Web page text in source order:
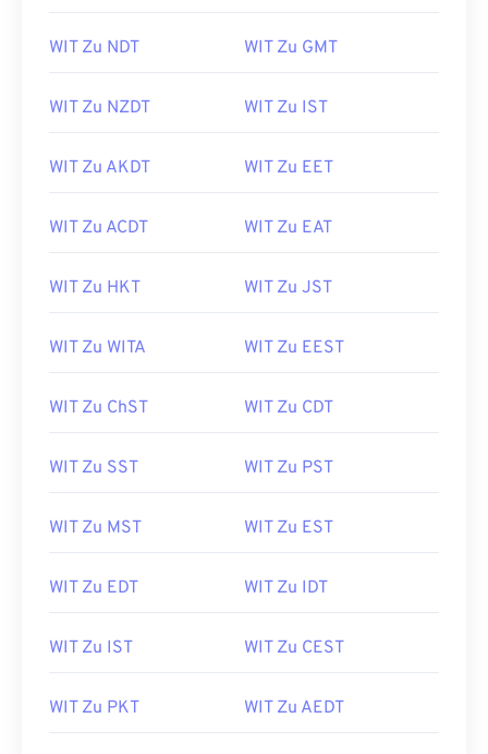
WIT Zu NDT WIT Zu GMT
WIT Zu NZDT WIT Zu IST
WIT Zu AKDT WIT Zu EET
WIT Zu ACDT WIT Zu EAT
WIT Zu HKT WIT Zu JST
WIT Zu WITA WIT Zu EEST
WIT Zu ChST WIT Zu CDT
WIT Zu SST WIT Zu PST
WIT Zu MST WIT Zu EST
WIT Zu EDT WIT Zu IDT
WIT Zu IST WIT Zu CEST
WIT Zu PKT WIT Zu AEDT